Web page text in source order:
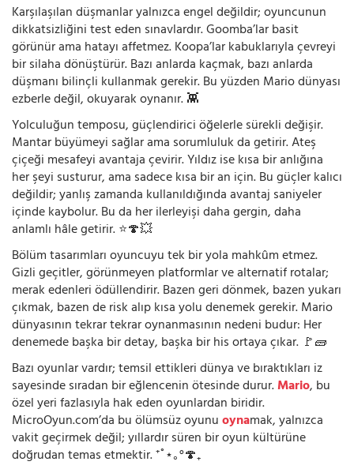
Karşılaşılan düşmanlar yalnızca engel değildir; oyuncunun
dikkatsizliğini test eden sınavlardır. Goomba’lar basit
görünür ama hatayı affetmez. Koopa’lar kabuklarıyla çevreyi
bir silaha dönüştürür. Bazı anlarda kaçmak, bazı anlarda
düşmanı bilinçli kullanmak gerekir. Bu yüzden Mario dünyası
ezberle değil, okuyarak oynanır. 👾
Yolculuğun temposu, güçlendirici öğelerle sürekli değişir.
Mantar büyümeyi sağlar ama sorumluluk da getirir. Ateş
çiçeği mesafeyi avantaja çevirir. Yıldız ise kısa bir anlığına
her şeyi susturur, ama sadece kısa bir an için. Bu güçler kalıcı
değildir; yanlış zamanda kullanıldığında avantaj saniyeler
içinde kaybolur. Bu da her ilerleyişi daha gergin, daha
anlamlı hâle getirir. ⭐🍄💥
Bölüm tasarımları oyuncuyu tek bir yola mahkûm etmez.
Gizli geçitler, görünmeyen platformlar ve alternatif rotalar;
merak edenleri ödüllendirir. Bazen geri dönmek, bazen yukarı
çıkmak, bazen de risk alıp kısa yolu denemek gerekir. Mario
dünyasının tekrar tekrar oynanmasının nedeni budur: Her
denemede başka bir detay, başka bir his ortaya çıkar. 🚩🧱
Bazı oyunlar vardır; temsil ettikleri dünya ve bıraktıkları iz
sayesinde sıradan bir eğlencenin ötesinde durur.Mario, bu
özel yeri fazlasıyla hak eden oyunlardan biridir.
MicroOyun.com’da bu ölümsüz oyunuoynamak, yalnızca
vakit geçirmek değil; yıllardır süren bir oyun kültürüne
doğrudan temas etmektir. ⁺˚⋆｡°🍄₊